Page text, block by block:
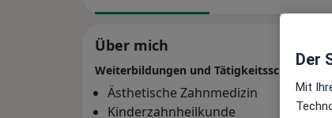
Über mich
Weiterbildungen und
Ästhetische Zahnmedizin
Kinderzahnheilkunde
Der
Mit